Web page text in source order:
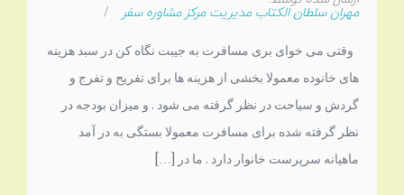
مهران سلطان الکتاب مدیریت مرکز مشاوره سفر /
وقتی می خوای بری مسافرت به جیبت نگاه کن در سبد هزینه
های خانوده معمولا بخشی از هزینه ها برای تفریح و تفرج و
گردش و سیاحت در نظر گرفته می شود . و میزان بودجه در
نظر گرفته شده برای مسافرت معمولا بستگی به در آمد
ماهیانه سرپرست خانوار دارد . ما در […]